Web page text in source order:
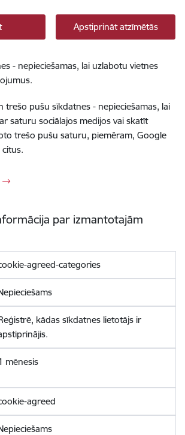
Apstiprināt atzīmētās
- nepieciešamas, lai uzlabotu vietnes
trešo pušu sīkdatnes - nepieciešamas, lai
saturu sociālajos medijos vai skatīt
trešo pušu saturu, piemēram, Google
citus.
par izmantotajām
agreed-categories
kādas sīkdatnes lietotājs ir
mēnesis
agreed